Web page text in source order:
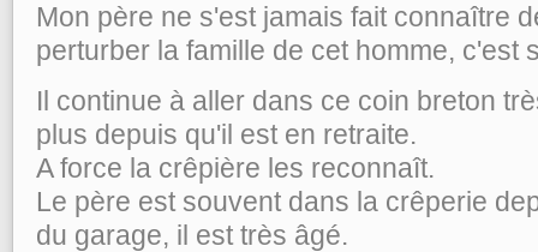
Mon père ne s'est jamais fait connaître
perturber la famille de cet homme, c'est
Il continue à aller dans ce coin breton
plus depuis qu'il est en retraite.
A force la crêpière les reconnaît.
Le père est souvent dans la crêperie
du garage, il est très âgé.